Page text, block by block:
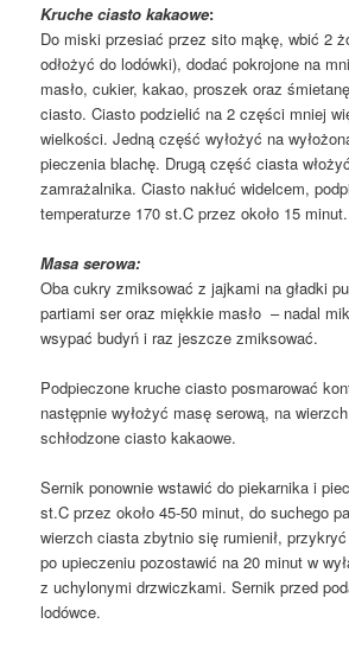
Kruche ciasto kakaowe:
Do miski przesiać przez sito mąkę, wbić 2
odłożyć do lodówki), dodać pokrojone na
masło, cukier, kakao, proszek oraz
ciasto. Ciasto podzielić na 2 części mniej
wielkości. Jedną część wyłożyć na
pieczenia blachę. Drugą część ciasta
zamrażalnika. Ciasto nakłuć widelcem,
temperaturze 170 st.C przez około 15 minut.
Masa serowa:
Oba cukry zmiksować z jajkami na gładki
partiami ser oraz miękkie masło – nadal
wsypać budyń i raz jeszcze zmiksować.
Podpieczone kruche ciasto posmarować
następnie wyłożyć masę serową, na
schłodzone ciasto kakaowe.
Sernik ponownie wstawić do piekarnika i
st.C przez około 45-50 minut, do suchego
wierzch ciasta zbytnio się rumienił,
po upieczeniu pozostawić na 20 minut w
z uchylonymi drzwiczkami. Sernik przed
lodówce.